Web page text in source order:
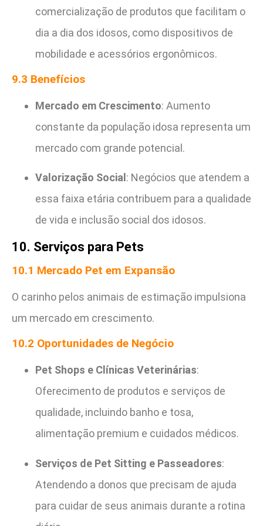
comercialização de produtos que facilitam o
dia a dia dos idosos, como dispositivos de
mobilidade e acessórios ergonômicos.
9.3 Benefícios
Mercado em Crescimento: Aumento
constante da população idosa representa um
mercado com grande potencial.
Valorização Social : Negócios que atendem a
essa faixa etária contribuem para a qualidade
de vida e inclusão social dos idosos.
10. Serviços para Pets
10.1 Mercado Pet em Expansão
O carinho pelos animais de estimação impulsiona
um mercado em crescimento.
10.2 Oportunidades de Negócio
Pet Shops e Clínicas Veterinárias:
Oferecimento de produtos e serviços de
qualidade, incluindo banho e tosa,
alimentação premium e cuidados médicos.
Serviços de Pet Sitting e Passeadores:
Atendendo a donos que precisam de ajuda
para cuidar de seus animais durante a rotina